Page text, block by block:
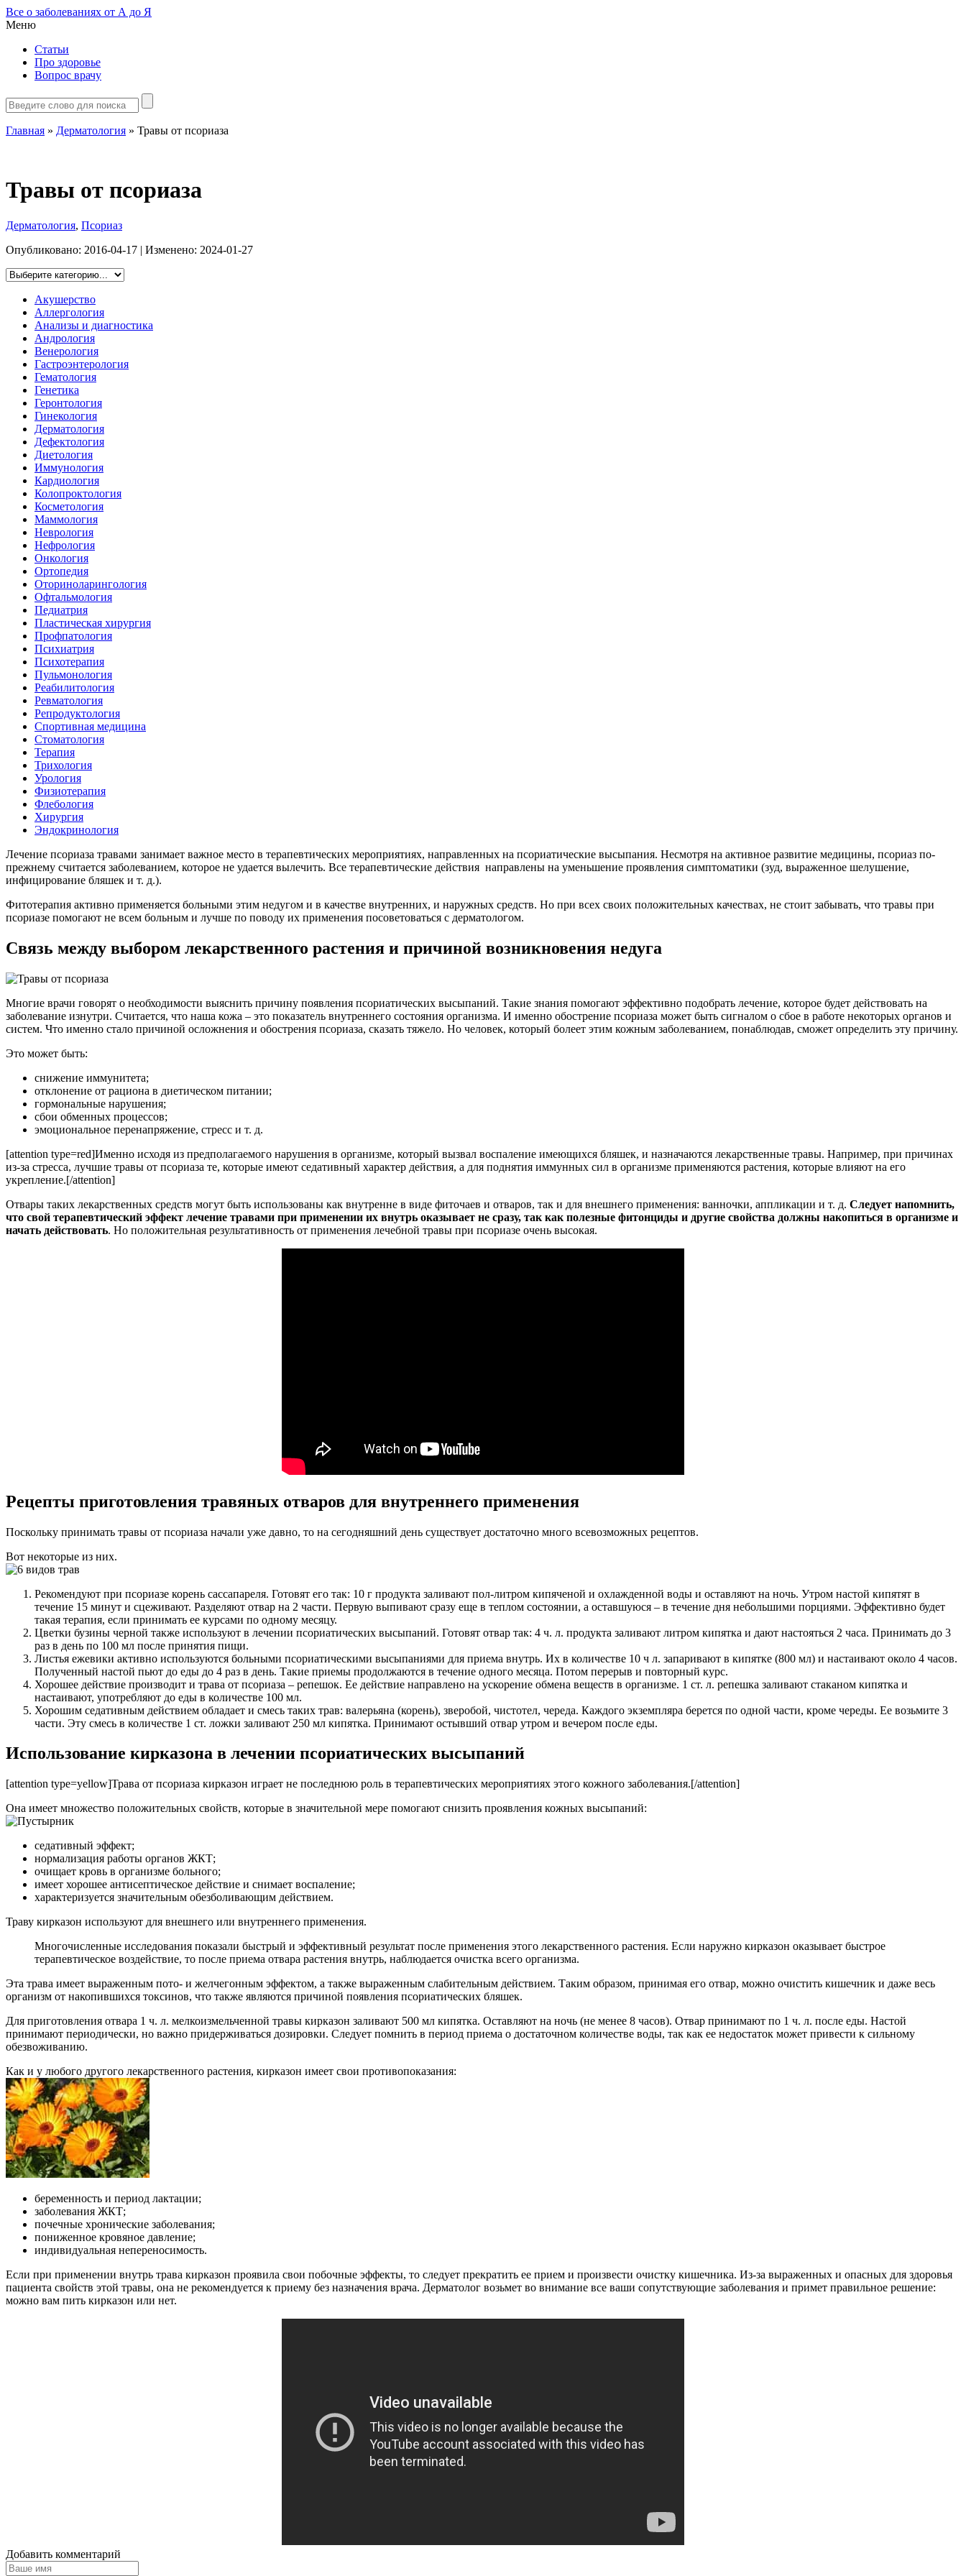
Все о заболеваниях от А до Я
Меню
Статьи
Про здоровье
Вопрос врачу
Главная » Дерматология » Травы от псориаза
Травы от псориаза
Дерматология, Псориаз
Опубликовано: 2016-04-17 | Изменено: 2024-01-27
Акушерство
Аллергология
Анализы и диагностика
Андрология
Венерология
Гастроэнтерология
Гематология
Генетика
Геронтология
Гинекология
Дерматология
Дефектология
Диетология
Иммунология
Кардиология
Колопроктология
Косметология
Маммология
Неврология
Нефрология
Онкология
Ортопедия
Оториноларингология
Офтальмология
Педиатрия
Пластическая хирургия
Профпатология
Психиатрия
Психотерапия
Пульмонология
Реабилитология
Ревматология
Репродуктология
Спортивная медицина
Стоматология
Терапия
Трихология
Урология
Физиотерапия
Флебология
Хирургия
Эндокринология
Лечение псориаза травами занимает важное место в терапевтических мероприятиях, направленных на псориатические высыпания. Несмотря на активное развитие медицины, псориаз по-
прежнему считается заболеванием, которое не удается вылечить. Все терапевтические действия направлены на уменьшение проявления симптоматики (зуд, выраженное шелушение,
инфицирование бляшек и т. д.).
Фитотерапия активно применяется больными этим недугом и в качестве внутренних, и наружных средств. Но при всех своих положительных качествах, не стоит забывать, что травы при
псориазе помогают не всем больным и лучше по поводу их применения посоветоваться с дерматологом.
Связь между выбором лекарственного растения и причиной возникновения недуга
Многие врачи говорят о необходимости выяснить причину появления псориатических высыпаний. Такие знания помогают эффективно подобрать лечение, которое будет действовать на
заболевание изнутри. Считается, что наша кожа – это показатель внутреннего состояния организма. И именно обострение псориаза может быть сигналом о сбое в работе некоторых органов и
систем. Что именно стало причиной осложнения и обострения псориаза, сказать тяжело. Но человек, который болеет этим кожным заболеванием, понаблюдав, сможет определить эту причину.
Это может быть:
снижение иммунитета;
отклонение от рациона в диетическом питании;
гормональные нарушения;
сбои обменных процессов;
эмоциональное перенапряжение, стресс и т. д.
[attention type=red]Именно исходя из предполагаемого нарушения в организме, который вызвал воспаление имеющихся бляшек, и назначаются лекарственные травы. Например, при причинах
из-за стресса, лучшие травы от псориаза те, которые имеют седативный характер действия, а для поднятия иммунных сил в организме применяются растения, которые влияют на его
укрепление.[/attention]
Отвары таких лекарственных средств могут быть использованы как внутренне в виде фиточаев и отваров, так и для внешнего применения: ванночки, аппликации и т. д. Следует напомнить,
что свой терапевтический эффект лечение травами при применении их внутрь оказывает не сразу, так как полезные фитонциды и другие свойства должны накопиться в организме и
начать действовать. Но положительная результативность от применения лечебной травы при псориазе очень высокая.
Рецепты приготовления травяных отваров для внутреннего применения
Поскольку принимать травы от псориаза начали уже давно, то на сегодняшний день существует достаточно много всевозможных рецептов.
Вот некоторые из них.
Рекомендуют при псориазе корень сассапареля. Готовят его так: 10 г продукта заливают пол-литром кипяченой и охлажденной воды и оставляют на ночь. Утром настой кипятят в
течение 15 минут и сцеживают. Разделяют отвар на 2 части. Первую выпивают сразу еще в теплом состоянии, а оставшуюся – в течение дня небольшими порциями. Эффективно будет
такая терапия, если принимать ее курсами по одному месяцу.
Цветки бузины черной также используют в лечении псориатических высыпаний. Готовят отвар так: 4 ч. л. продукта заливают литром кипятка и дают настояться 2 часа. Принимать до 3
раз в день по 100 мл после принятия пищи.
Листья ежевики активно используются больными псориатическими высыпаниями для приема внутрь. Их в количестве 10 ч л. запаривают в кипятке (800 мл) и настаивают около 4 часов.
Полученный настой пьют до еды до 4 раз в день. Такие приемы продолжаются в течение одного месяца. Потом перерыв и повторный курс.
Хорошее действие производит и трава от псориаза – репешок. Ее действие направлено на ускорение обмена веществ в организме. 1 ст. л. репешка заливают стаканом кипятка и
настаивают, употребляют до еды в количестве 100 мл.
Хорошим седативным действием обладает и смесь таких трав: валерьяна (корень), зверобой, чистотел, череда. Каждого экземпляра берется по одной части, кроме череды. Ее возьмите 3
части. Эту смесь в количестве 1 ст. ложки заливают 250 мл кипятка. Принимают остывший отвар утром и вечером после еды.
Использование кирказона в лечении псориатических высыпаний
[attention type=yellow]Трава от псориаза кирказон играет не последнюю роль в терапевтических мероприятиях этого кожного заболевания.[/attention]
Она имеет множество положительных свойств, которые в значительной мере помогают снизить проявления кожных высыпаний:
седативный эффект;
нормализация работы органов ЖКТ;
очищает кровь в организме больного;
имеет хорошее антисептическое действие и снимает воспаление;
характеризуется значительным обезболивающим действием.
Траву кирказон используют для внешнего или внутреннего применения.
Многочисленные исследования показали быстрый и эффективный результат после применения этого лекарственного растения. Если наружно кирказон оказывает быстрое
терапевтическое воздействие, то после приема отвара растения внутрь, наблюдается очистка всего организма.
Эта трава имеет выраженным пото- и желчегонным эффектом, а также выраженным слабительным действием. Таким образом, принимая его отвар, можно очистить кишечник и даже весь
организм от накопившихся токсинов, что также являются причиной появления псориатических бляшек.
Для приготовления отвара 1 ч. л. мелкоизмельченной травы кирказон заливают 500 мл кипятка. Оставляют на ночь (не менее 8 часов). Отвар принимают по 1 ч. л. после еды. Настой
принимают периодически, но важно придерживаться дозировки. Следует помнить в период приема о достаточном количестве воды, так как ее недостаток может привести к сильному
обезвоживанию.
Как и у любого другого лекарственного растения, кирказон имеет свои противопоказания:
беременность и период лактации;
заболевания ЖКТ;
почечные хронические заболевания;
пониженное кровяное давление;
индивидуальная непереносимость.
Если при применении внутрь трава кирказон проявила свои побочные эффекты, то следует прекратить ее прием и произвести очистку кишечника. Из-за выраженных и опасных для здоровья
пациента свойств этой травы, она не рекомендуется к приему без назначения врача. Дерматолог возьмет во внимание все ваши сопутствующие заболевания и примет правильное решение:
можно вам пить кирказон или нет.
Добавить комментарий